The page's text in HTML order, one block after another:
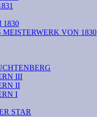
1830
VON 1830
III
II
I
STAR